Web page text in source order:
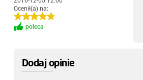
Ocenił(a) na:
poleca
Dodaj opinie